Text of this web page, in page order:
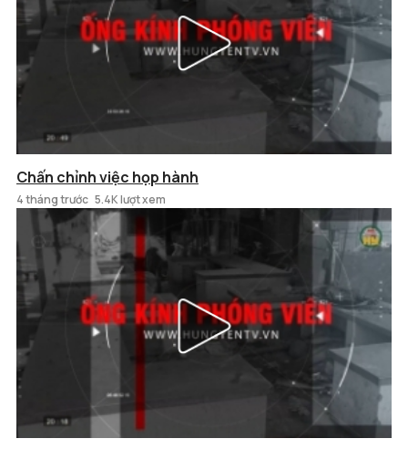
Chấn chỉnh việc họp hành
4 tháng trước 5.4K lượt xem